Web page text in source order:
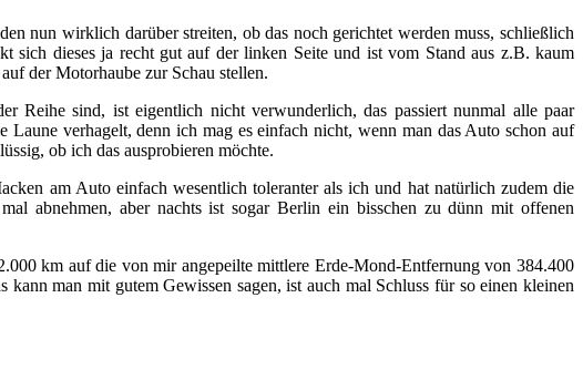
nun wirklich darüber streiten, ob das noch gerichtet werden muss, schließlich
sich dieses ja recht gut auf der linken Seite und ist vom Stand aus z.B. kaum
der Motorhaube zur Schau stellen.
Reihe sind, ist eigentlich nicht verwunderlich, das passiert nunmal alle paar
verhagelt, denn ich mag es einfach nicht, wenn man das Auto schon auf
ob ich das ausprobieren möchte.
am Auto einfach wesentlich toleranter als ich und hat natürlich zudem die
abnehmen, aber nachts ist sogar Berlin ein bisschen zu dünn mit offenen
km auf die von mir angepeilte mittlere Erde-Mond-Entfernung von 384.400
man mit gutem Gewissen sagen, ist auch mal Schluss für so einen kleinen